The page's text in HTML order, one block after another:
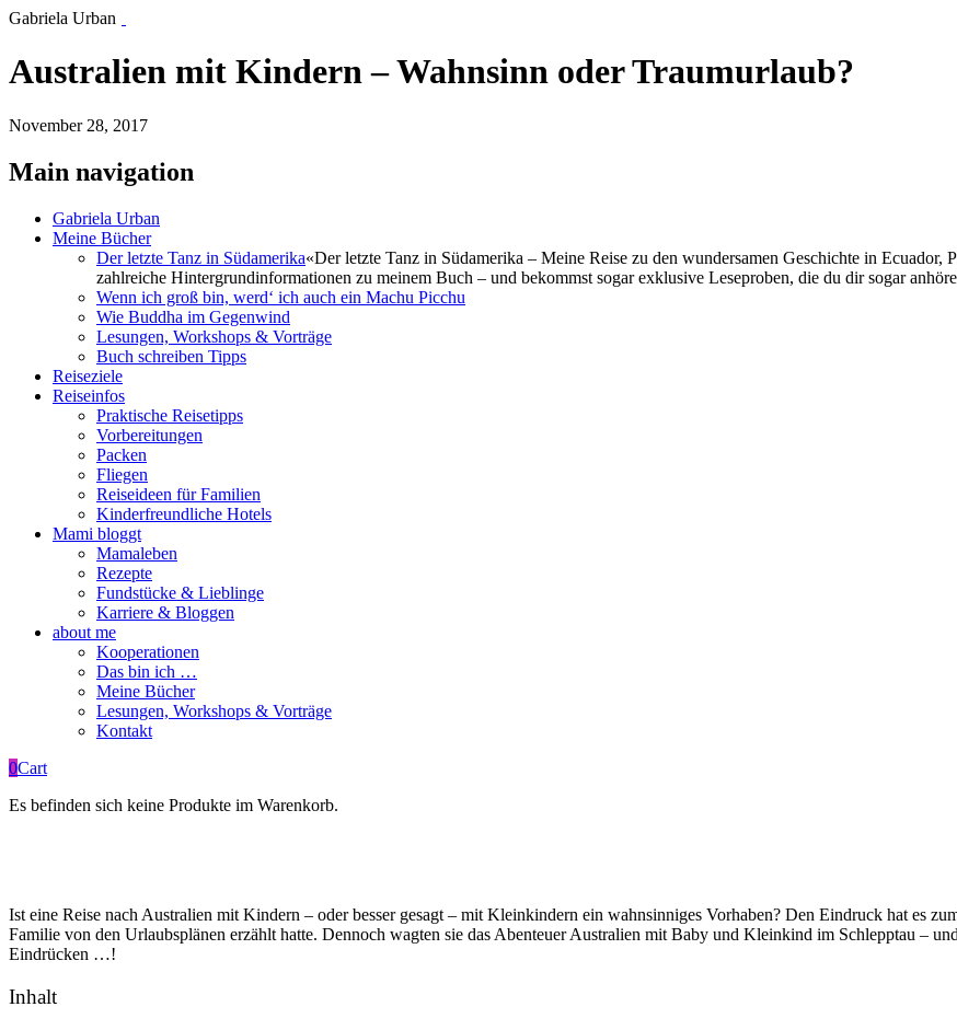
Gabriela Urban
Australien mit Kindern – Wahnsinn oder Traumurlaub?
November 28, 2017
Main navigation
Gabriela Urban
Meine Bücher
Der letzte Tanz in Südamerika«Der letzte Tanz in Südamerika – Meine Reise zu den wundersamen Geschichte in
zahlreiche Hintergrundinformationen zu meinem Buch – und bekommst sogar exklusive Leseproben, die du dir sogar
Wenn ich groß bin, werd‘ ich auch ein Machu Picchu
Wie Buddha im Gegenwind
Lesungen, Workshops & Vorträge
Buch schreiben Tipps
Reiseziele
Reiseinfos
Praktische Reisetipps
Vorbereitungen
Packen
Fliegen
Reiseideen für Familien
Kinderfreundliche Hotels
Mami bloggt
Mamaleben
Rezepte
Fundstücke & Lieblinge
Karriere & Bloggen
about me
Kooperationen
Das bin ich …
Meine Bücher
Lesungen, Workshops & Vorträge
Kontakt
0Cart
Es befinden sich keine Produkte im Warenkorb.
Ist eine Reise nach Australien mit Kindern – oder besser gesagt – mit Kleinkindern ein wahnsinniges Vorhaben? Den Eindruck hat es
Familie von den Urlaubsplänen erzählt hatte. Dennoch wagten sie das Abenteuer Australien mit Baby und Kleinkind im Schlepptau –
Eindrücken …!
Inhalt